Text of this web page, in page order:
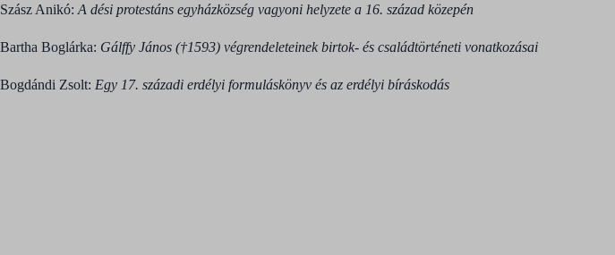
Szász Anikó: A dési protestáns egyházközség vagyoni helyzete a 16. század közepén
Bartha Boglárka: Gálffy János (†1593) végrendeleteinek birtok- és családtörténeti vonatkozásai
Bogdándi Zsolt: Egy 17. századi erdélyi formuláskönyv és az erdélyi bíráskodás